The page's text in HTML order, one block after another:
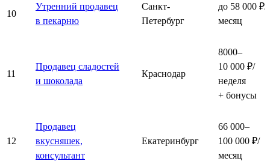
10
Утренний продавец
в пекарню
Санкт-
Петербург
до 58 000 ₽/
месяц
11
Продавец сладостей
и шоколада
Краснодар
8000–
10 000 ₽/
неделя
+ бонусы
12
Продавец
вкусняшек,
консультант
Екатеринбург
66 000–
100 000 ₽/
месяц